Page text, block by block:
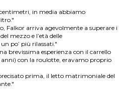
in media abbiamo
Falkor arriva agevolmente a superare i
mezzo e l’età delle
po’ più rilassati."
brevissima esperienza con il carrello
con la roulotte, eravamo proprio
prima, il letto matrimoniale del